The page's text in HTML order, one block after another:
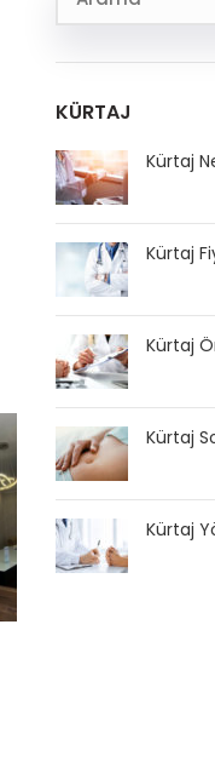
KÜRTAJ
Kürtaj
Kürtaj
Kürtaj
Kürtaj
Kürtaj